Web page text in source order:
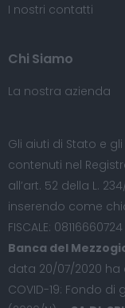
I nostri contatti
Chi Siamo
La nostra azienda
Gli aiuti di Stato e
contenuti nel
all’art. 52 della L.
inserendo come
FISCALE: 08116660724
Banca del
data 20/07/2020
COVID-19: Fondo di